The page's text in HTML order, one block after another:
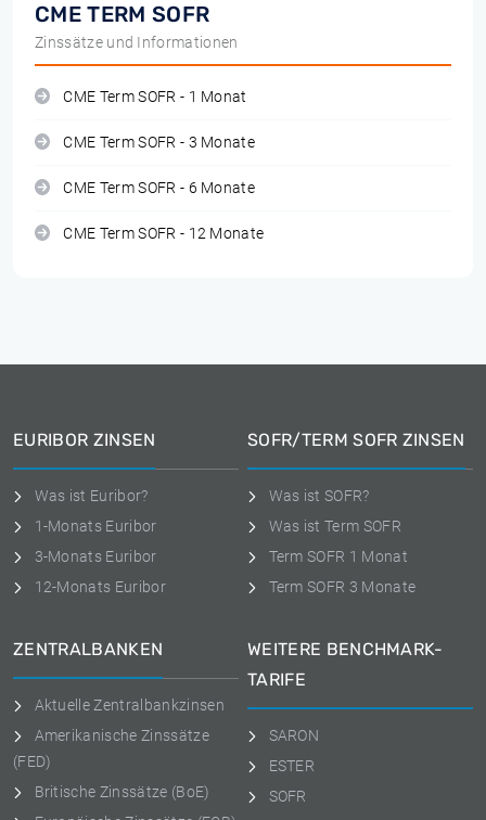
CME TERM SOFR
Zinssätze und Informationen
CME Term SOFR - 1 Monat
CME Term SOFR - 3 Monate
CME Term SOFR - 6 Monate
CME Term SOFR - 12 Monate
EURIBOR ZINSEN
Was ist Euribor?
1-Monats Euribor
3-Monats Euribor
12-Monats Euribor
SOFR/TERM SOFR ZINSEN
Was ist SOFR?
Was ist Term SOFR
Term SOFR 1 Monat
Term SOFR 3 Monate
ZENTRALBANKEN
Aktuelle Zentralbankzinsen
Amerikanische Zinssätze
(FED)
Britische Zinssätze (BoE)
WEITERE BENCHMARK-
TARIFE
SARON
ESTER
SOFR